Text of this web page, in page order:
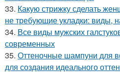
33. Какую стрижку сделать
не требующие укладки: виды,
34. Все виды мужских
современных
35. Оттеночные шампуни для
для создания идеального